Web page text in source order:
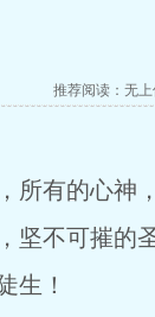
推荐阅读： 无上
所有的心神
坚不可摧的
生！